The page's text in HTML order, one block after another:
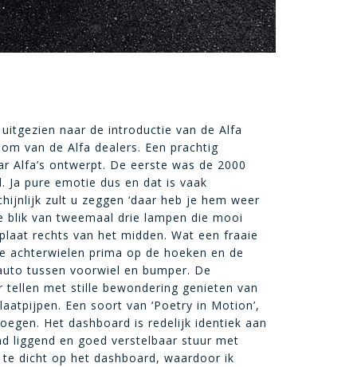
naar de introductie van de Alfa
van de Alfa dealers. Een prachtig
Alfa’s ontwerpt. De eerste was de 2000
pure emotie dus en dat is vaak
zult u zeggen ‘daar heb je hem weer
blik van tweemaal drie lampen die mooi
rechts van het midden. Wat een fraaie
achterwielen prima op de hoeken en de
tussen voorwiel en bumper. De
met stille bewondering genieten van
Een soort van ‘Poetry in Motion’,
Het dashboard is redelijk identiek aan
liggend en goed verstelbaar stuur met
dicht op het dashboard, waardoor ik